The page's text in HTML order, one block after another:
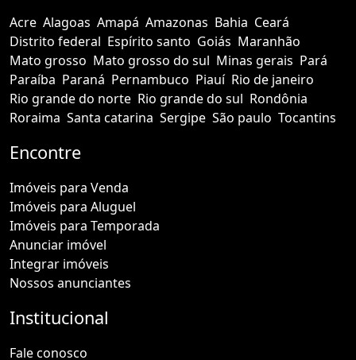
Acre Alagoas Amapá Amazonas Bahia Ceará
Distrito federal Espírito santo Goiás Maranhão
Mato grosso Mato grosso do sul Minas gerais Pará
Paraíba Paraná Pernambuco Piauí Rio de janeiro
Rio grande do norte Rio grande do sul Rondônia
Roraima Santa catarina Sergipe São paulo Tocantins
Encontre
Imóveis para Venda
Imóveis para Aluguel
Imóveis para Temporada
Anunciar imóvel
Integrar imóveis
Nossos anunciantes
Institucional
Fale conosco